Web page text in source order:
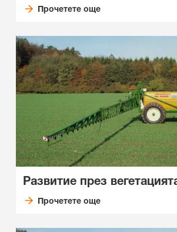
Прочетете още
Развитие през
Прочетете още